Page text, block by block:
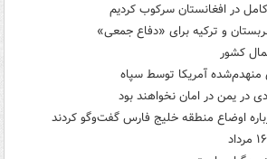
در افغانستان سرکوب کردیم
و ترکیه برای «دفاع جمعی»
کشور
منهدم‌شده آمریکا توسط سپاه
در یمن در امان نخواهند بود
اوضاع منطقه خلیج فارس گفت‌وگو کردند